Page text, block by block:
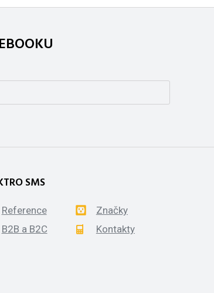
SMS
Reference
Značky
B2B a B2C
Kontakty